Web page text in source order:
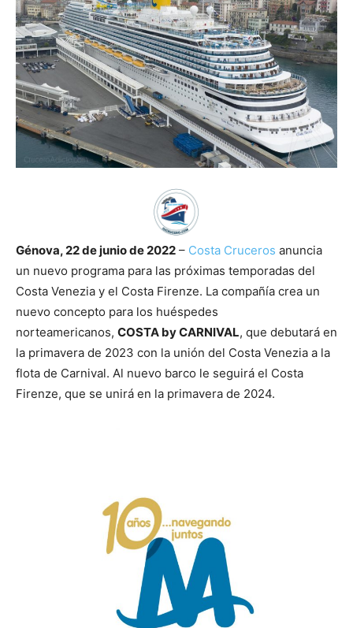
Génova, 22 de junio de 2022 – Costa Cruceros anuncia
un nuevo programa para las próximas temporadas del
Costa Venezia y el Costa Firenze. La compañía crea un
nuevo concepto para los huéspedes
norteamericanos, COSTA by CARNIVAL, que debutará en
la primavera de 2023 con la unión del Costa Venezia a la
flota de Carnival. Al nuevo barco le seguirá el Costa
Firenze, que se unirá en la primavera de 2024.